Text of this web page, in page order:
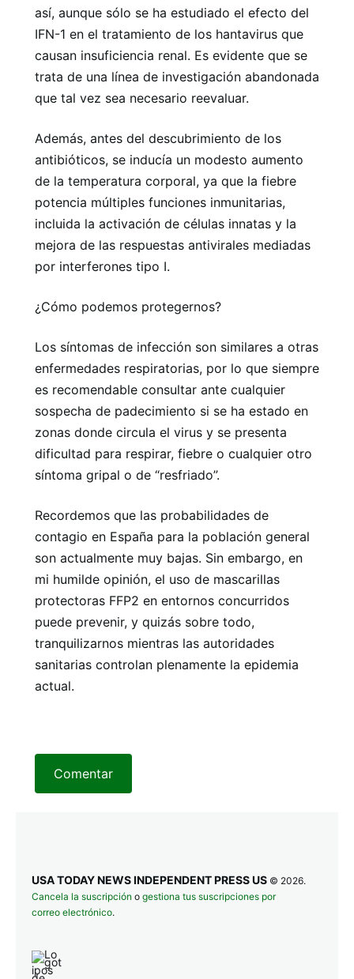
así, aunque sólo se ha estudiado el efecto del
IFN-1 en el tratamiento de los hantavirus que
causan insuficiencia renal. Es evidente que se
trata de una línea de investigación abandonada
que tal vez sea necesario reevaluar.
Además, antes del descubrimiento de los
antibióticos, se inducía un modesto aumento
de la temperatura corporal, ya que la fiebre
potencia múltiples funciones inmunitarias,
incluida la activación de células innatas y la
mejora de las respuestas antivirales mediadas
por interferones tipo I.
¿Cómo podemos protegernos?
Los síntomas de infección son similares a otras
enfermedades respiratorias, por lo que siempre
es recomendable consultar ante cualquier
sospecha de padecimiento si se ha estado en
zonas donde circula el virus y se presenta
dificultad para respirar, fiebre o cualquier otro
síntoma gripal o de “resfriado”.
Recordemos que las probabilidades de
contagio en España para la población general
son actualmente muy bajas. Sin embargo, en
mi humilde opinión, el uso de mascarillas
protectoras FFP2 en entornos concurridos
puede prevenir, y quizás sobre todo,
tranquilizarnos mientras las autoridades
sanitarias controlan plenamente la epidemia
actual.
Comentar
USA TODAY NEWS INDEPENDENT PRESS US © 2026.
Cancela la suscripción o gestiona tus suscripciones por
correo electrónico.